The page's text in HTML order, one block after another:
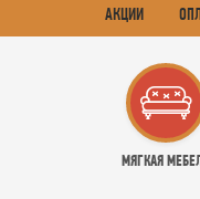
АКЦИИ
МЯГКАЯ